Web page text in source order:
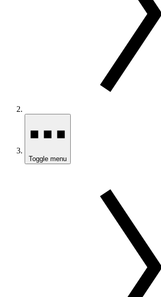
Toggle menu